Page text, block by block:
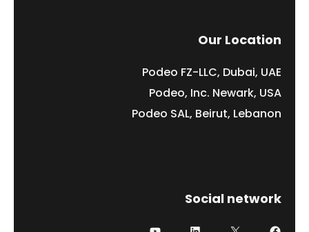
Our Location
Podeo FZ-LLC, Dubai, UAE
Podeo, Inc. Newark, USA
Podeo SAL, Beirut, Lebanon
Social network